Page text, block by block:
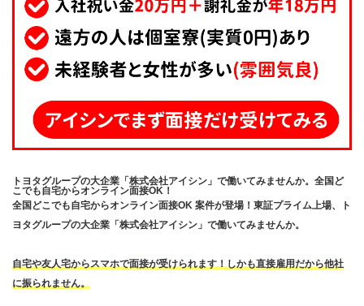
トヨタグループの大企業「株式会社アイシン」で働いてみませんか。全国ど
こでも自宅からオンライン面接OK！
全国どこでも自宅からオンライン面接OK 案件が登場！東証プライム上場、ト
ヨタグループの大企業「株式会社アイシン」で働いてみませんか。
自宅や友人宅からスマホで面接が受けられます！しかも直接雇用だから他社
に振られません。